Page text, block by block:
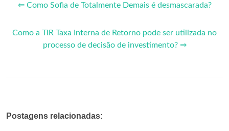
⇐ Como Sofia de Totalmente Demais é desmascarada?
Como a TIR Taxa Interna de Retorno pode ser utilizada no
processo de decisão de investimento? ⇒
Postagens relacionadas: